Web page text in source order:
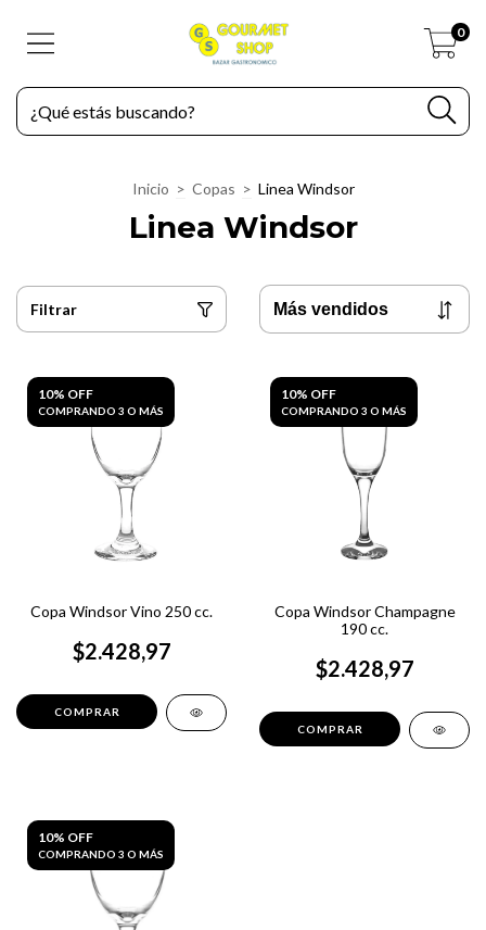
0
Inicio > Copas > Linea Windsor
Linea Windsor
Filtrar
10% OFF
COMPRANDO 3 O MÁS
Copa Windsor Vino 250 cc.
$2.428,97
10% OFF
COMPRANDO 3 O MÁS
Copa Windsor Champagne
190 cc.
$2.428,97
10% OFF
COMPRANDO 3 O MÁS